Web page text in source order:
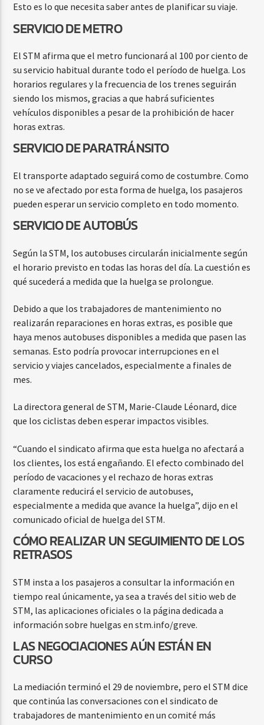
Esto es lo que necesita saber antes de planificar su viaje.
SERVICIO DE METRO
El STM afirma que el metro funcionará al 100 por ciento de
su servicio habitual durante todo el período de huelga. Los
horarios regulares y la frecuencia de los trenes seguirán
siendo los mismos, gracias a que habrá suficientes
vehículos disponibles a pesar de la prohibición de hacer
horas extras.
SERVICIO DE PARATRÁNSITO
El transporte adaptado seguirá como de costumbre. Como
no se ve afectado por esta forma de huelga, los pasajeros
pueden esperar un servicio completo en todo momento.
SERVICIO DE AUTOBÚS
Según la STM, los autobuses circularán inicialmente según
el horario previsto en todas las horas del día. La cuestión es
qué sucederá a medida que la huelga se prolongue.
Debido a que los trabajadores de mantenimiento no
realizarán reparaciones en horas extras, es posible que
haya menos autobuses disponibles a medida que pasen las
semanas. Esto podría provocar interrupciones en el
servicio y viajes cancelados, especialmente a finales de
mes.
La directora general de STM, Marie-Claude Léonard, dice
que los ciclistas deben esperar impactos visibles.
“Cuando el sindicato afirma que esta huelga no afectará a
los clientes, los está engañando. El efecto combinado del
período de vacaciones y el rechazo de horas extras
claramente reducirá el servicio de autobuses,
especialmente a medida que avance la huelga”, dijo en el
comunicado oficial de huelga del STM.
CÓMO REALIZAR UN SEGUIMIENTO DE LOS
RETRASOS
STM insta a los pasajeros a consultar la información en
tiempo real únicamente, ya sea a través del sitio web de
STM, las aplicaciones oficiales o la página dedicada a
información sobre huelgas en stm.info/greve.
LAS NEGOCIACIONES AÚN ESTÁN EN
CURSO
La mediación terminó el 29 de noviembre, pero el STM dice
que continúa las conversaciones con el sindicato de
trabajadores de mantenimiento en un comité más